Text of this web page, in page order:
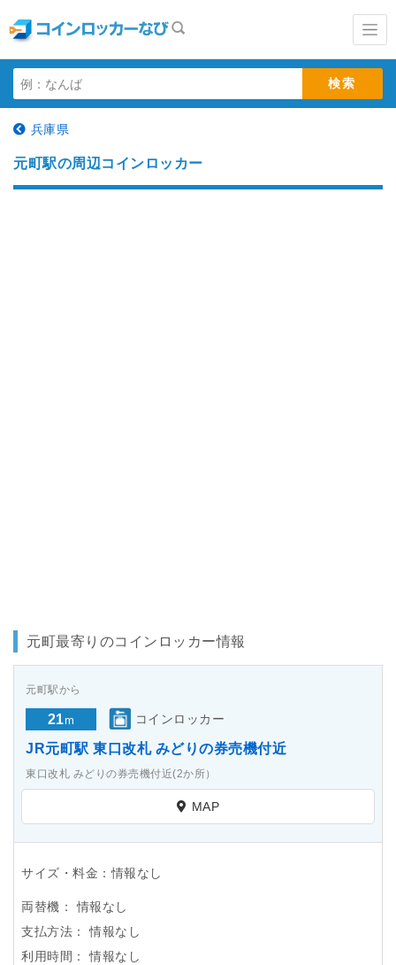
兵庫県
元町駅の周辺コインロッカー
元町最寄りのコインロッカー情報
元町駅から
21m コインロッカー
JR元町駅 東口改札 みどりの券売機付近
東口改札 みどりの券売機付近(2か所）
MAP
サイズ・料金：情報なし
両替機：
情報なし
支払方法：
情報なし
利用時間：
情報なし